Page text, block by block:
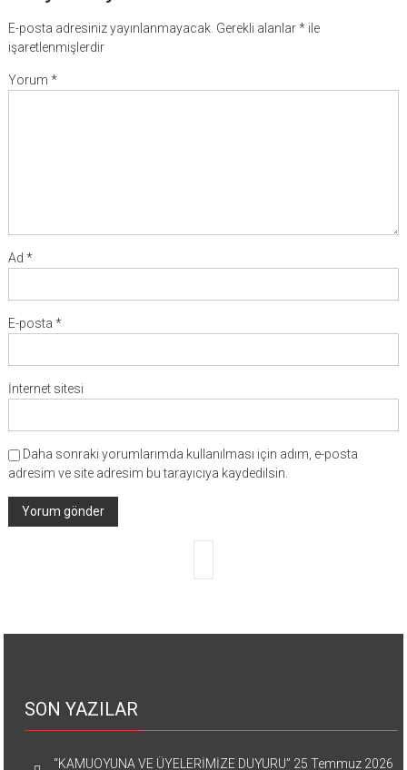
E-posta adresiniz yayınlanmayacak. Gerekli alanlar*ile
işaretlenmişlerdir
Yorum *
Ad *
E-posta *
İnternet sitesi
Daha sonraki yorumlarımda kullanılması için adım, e-posta
adresim ve site adresim bu tarayıcıya kaydedilsin.
SON YAZILAR
“KAMUOYUNA VE ÜYELERİMİZE DUYURU” 25 Temmuz 2026